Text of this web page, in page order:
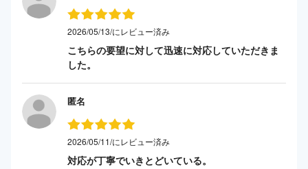
2026/05/13/にレビュー済み
こちらの要望に対して迅速に対応していただきま
した。
匿名
2026/05/11/にレビュー済み
対応が丁寧でいきとどいている。